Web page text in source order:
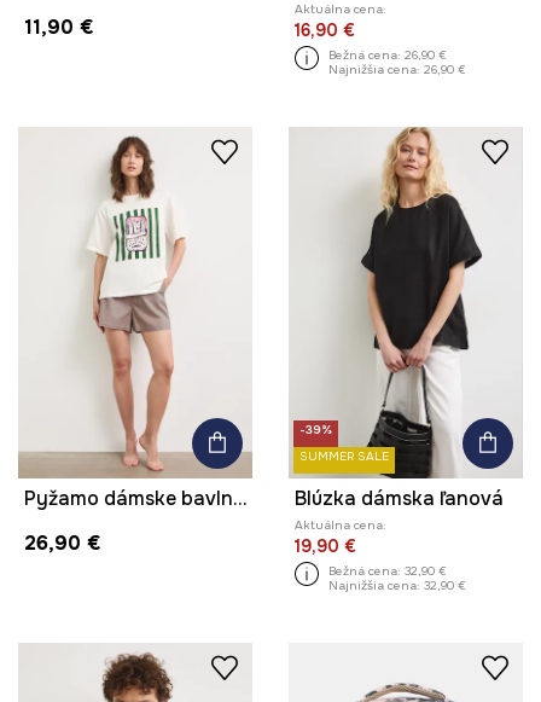
11,90 €
Aktuálna cena:
16,90 €
Bežná cena: 26,90 €
Najnižšia cena: 26,90 €
Pyžamo dámske bavlnené s potlačou
26,90 €
-39%
SUMMER SALE
Blúzka dámska ľanová
Aktuálna cena:
19,90 €
Bežná cena: 32,90 €
Najnižšia cena: 32,90 €